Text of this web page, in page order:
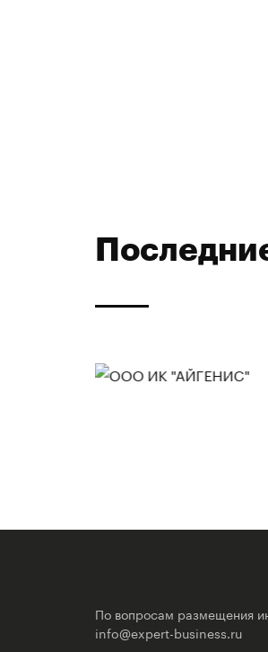
По вопросам размещения
info@expert-business.ru